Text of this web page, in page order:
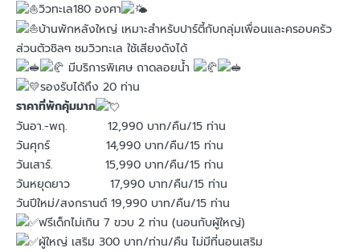
วิวทะเล180 องศา
บ้านพักหลังใหญ่ เหมาะสำหรับปาร์ตี้กับกลุ่มเพื่อนและครอบครัว
ส่วนตัวชิลๆ ชมวิวทะเล ใช้เสียงดังได้
มีบริการพิเศษ ถาดลอยน้ำ
รองรับได้ถึง 20 ท่าน
ราคาที่พักคุ้มมาก
วันอา.-พฤ. 12,990 บาท/คืน/15 ท่าน
วันศุกร์ 14,990 บาท/คืน/15 ท่าน
วันเสาร์. 15,990 บาท/คืน/15 ท่าน
วันหยุดยาว 17,990 บาท/คืน/15 ท่าน
วันปีใหม่/สงกรานต์ 19,990 บาท/คืน/15 ท่าน
ฟรีเด็กไม่เกิน 7 ขวบ 2 ท่าน (นอนกับผู้ใหญ่)
ผู้ใหญ่ เสริม 300 บาท/ท่าน/คืน ไม่มีที่นอนเสริม